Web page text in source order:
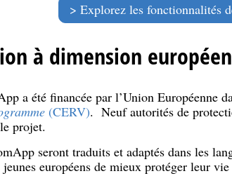
Explorez les fonctionnalités
à dimension
a été financée par l’Union Européenne
(CERV). Neuf autorités de
projet.
seront traduits et adaptés dans les
européens de mieux protéger leur